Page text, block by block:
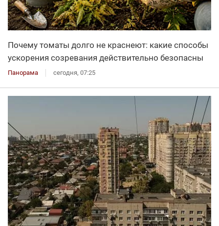
Почему томаты долго не краснеют: какие способы
ускорения созревания действительно безопасны
Панорама сегодня, 07:25